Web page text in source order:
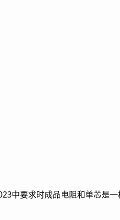
中要求时成品电阻和单芯是一